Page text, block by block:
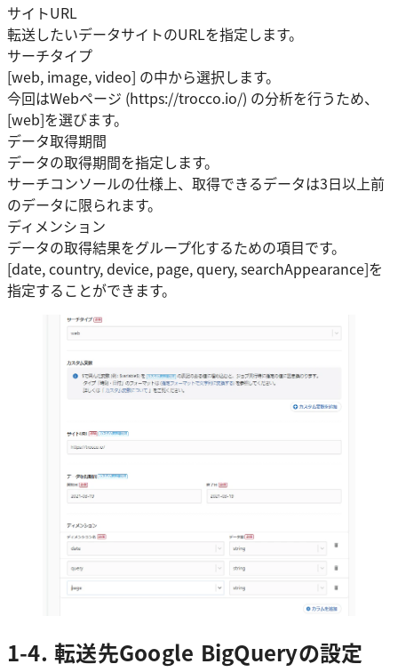
サイトURL
転送したいデータサイトのURLを指定します。
サーチタイプ
[web, image, video] の中から選択します。
今回はWebページ (https://trocco.io/) の分析を行うため、
[web]を選びます。
データ取得期間
データの取得期間を指定します。
サーチコンソールの仕様上、取得できるデータは3日以上前
のデータに限られます。
ディメンション
データの取得結果をグループ化するための項目です。
[date, country, device, page, query, searchAppearance]を
指定することができます。
1-4. 転送先Google BigQueryの設定